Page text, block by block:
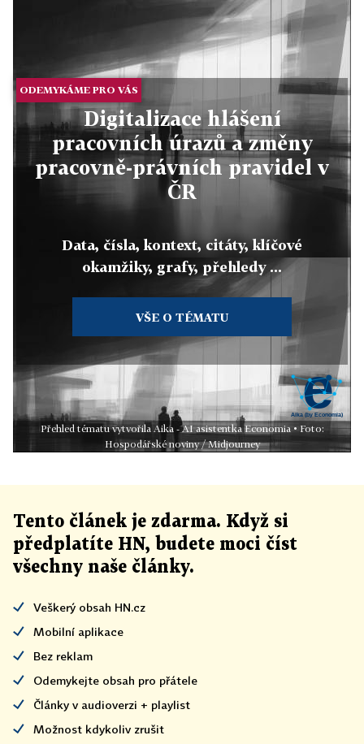
ODEMYKÁME PRO VÁS
Digitalizace hlášení
pracovních úrazů a změny
pracovně-právních pravidel v
ČR
Data, čísla, kontext, citáty, klíčové
okamžiky, grafy, přehledy ...
VŠE O TÉMATU
Přehled tématu vytvořila Aika - AI asistentka Economia • Foto:
Hospodářské noviny / Midjourney
Tento článek je zdarma. Když si
předplatíte HN, budete moci číst
všechny naše články.
Veškerý obsah HN.cz
Mobilní aplikace
Bez reklam
Odemykejte obsah pro přátele
Články v audioverzi + playlist
Možnost kdykoliv zrušit